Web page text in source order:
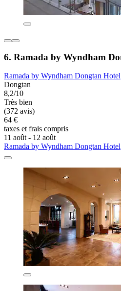
6. Ramada by Wyndham
Ramada by Wyndham Dongtan Hotel
Dongtan
8,2/10
Très bien
(372 avis)
64 €
taxes et frais compris
11 août - 12 août
Ramada by Wyndham Dongtan Hotel